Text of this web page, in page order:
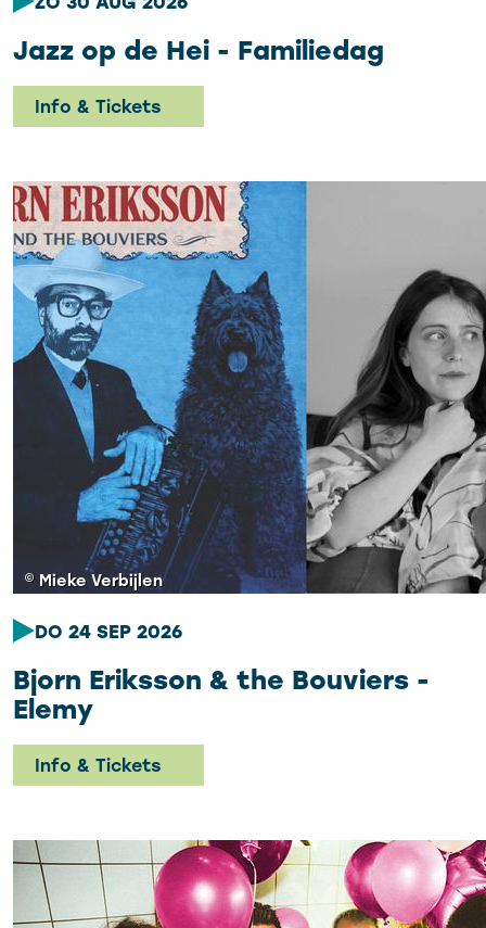
Jazz op de Hei - Familiedag
Info & Tickets
© Mieke Verbijlen
DO 24 SEP 2026
Bjorn Eriksson & the Bouviers -
Elemy
Info & Tickets